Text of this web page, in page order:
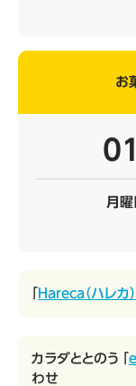
お
月
「Hareca（ハレカ）
カラダととのう 「
わせ